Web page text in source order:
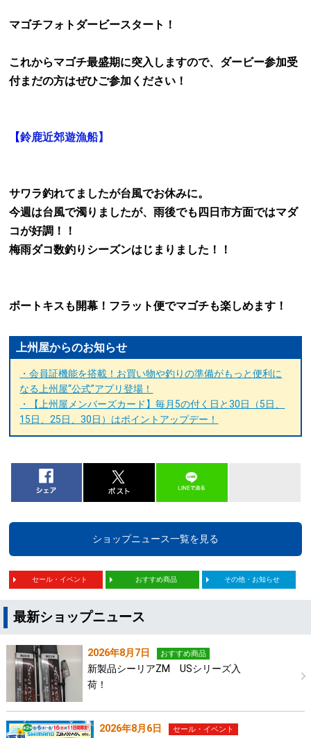
マゴチフォトダービースタート！
これからマゴチ最盛期に突入しますので、ダービー参加受
付まだの方はぜひご参加ください！
【鈴鹿近郊遊漁船】
サワラ釣れてましたが台風でお休みに。
今週は台風で濁りましたが、雨後でも 四日市方面ではマダ
コが好調！！
梅雨ダコ数釣りシーズンはじまりました！！
ボートキスも開幕！フラット便でマゴチも楽しめます！
上州屋からのお知らせ
・会員証機能を搭載！お買い物や釣りの準備がもっと便利に
なる上州屋“公式”アプリ登場！
・【上州屋メンバーズカード】毎月5の付く日と30日（5日、
15日、25日、30日）はポイントアップデー！
ショップニュース一覧を見る
セール・イベント おすすめ商品 その他・お知らせ
最新ショップニュース
2026年8月7日 おすすめ商品
新製品シーリアZM USシリーズ入
荷！
2026年8月6日 セール・イベント